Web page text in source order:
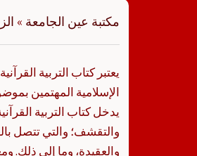
مكتبة عين الجامعة »
يعتبر كتاب التربية
الإسلامية المهتمين
يدخل كتاب التربية
والتقشف؛ والتي تتصل
والعقيدة، وما إلى ذلك.